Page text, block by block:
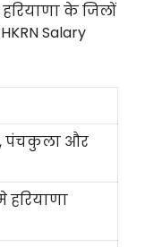
के जिलों
Salary
पंचकुला और
हरियाणा